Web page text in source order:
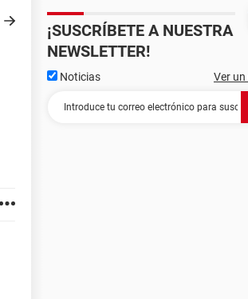
¡SUSCRÍBETE A NUESTRA
NEWSLETTER!
Noticias Ver